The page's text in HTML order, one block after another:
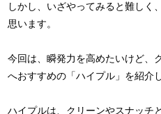
しかし、いざやってみると難しく
思います。
今回は、瞬発力を高めたいけど、
へおすすめの「ハイプル」を紹介
ハイプルは、クリーンやスナッチ